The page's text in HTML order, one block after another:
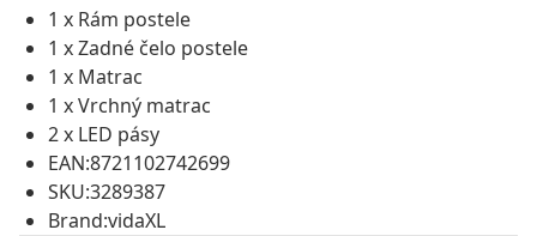
1 x Rám postele
1 x Zadné čelo postele
1 x Matrac
1 x Vrchný matrac
2 x LED pásy
EAN:8721102742699
SKU:3289387
Brand:vidaXL